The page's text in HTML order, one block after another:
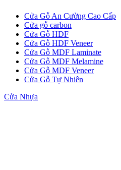
Cửa Gỗ An Cường Cao Cấp
Cửa gỗ carbon
Cửa Gỗ HDF
Cửa Gỗ HDF Veneer
Cửa Gỗ MDF Laminate
Cửa Gỗ MDF Melamine
Cửa Gỗ MDF Veneer
Cửa Gỗ Tự Nhiên
Cửa Nhựa